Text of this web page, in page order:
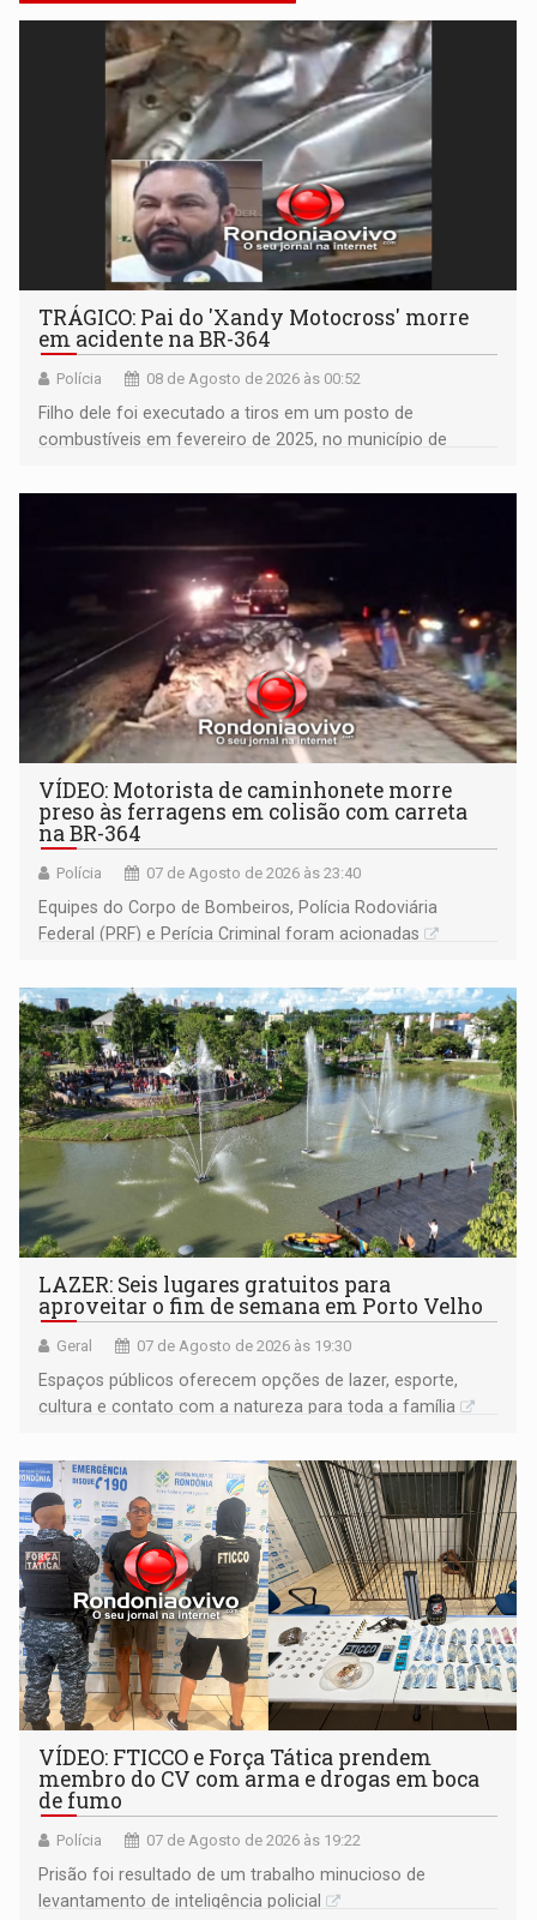
TRÁGICO: Pai do 'Xandy Motocross' morre
em acidente na BR-364
Polícia 08 de Agosto de 2026 às 00:52
Filho dele foi executado a tiros em um posto de
combustíveis em fevereiro de 2025, no município de
VÍDEO: Motorista de caminhonete morre
preso às ferragens em colisão com carreta
na BR-364
Polícia 07 de Agosto de 2026 às 23:40
Equipes do Corpo de Bombeiros, Polícia Rodoviária
Federal (PRF) e Perícia Criminal foram acionadas
LAZER: Seis lugares gratuitos para
aproveitar o fim de semana em Porto Velho
Geral 07 de Agosto de 2026 às 19:30
Espaços públicos oferecem opções de lazer, esporte,
cultura e contato com a natureza para toda a família
VÍDEO: FTICCO e Força Tática prendem
membro do CV com arma e drogas em boca
de fumo
Polícia 07 de Agosto de 2026 às 19:22
Prisão foi resultado de um trabalho minucioso de
levantamento de inteligência policial